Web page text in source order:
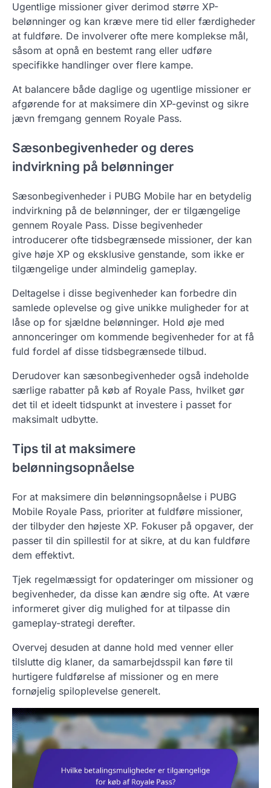
Ugentlige missioner giver derimod større XP-
belønninger og kan kræve mere tid eller færdigheder
at fuldføre. De involverer ofte mere komplekse mål,
såsom at opnå en bestemt rang eller udføre
specifikke handlinger over flere kampe.
At balancere både daglige og ugentlige missioner er
afgørende for at maksimere din XP-gevinst og sikre
jævn fremgang gennem Royale Pass.
Sæsonbegivenheder og deres
indvirkning på belønninger
Sæsonbegivenheder i PUBG Mobile har en betydelig
indvirkning på de belønninger, der er tilgængelige
gennem Royale Pass. Disse begivenheder
introducerer ofte tidsbegrænsede missioner, der kan
give høje XP og eksklusive genstande, som ikke er
tilgængelige under almindelig gameplay.
Deltagelse i disse begivenheder kan forbedre din
samlede oplevelse og give unikke muligheder for at
låse op for sjældne belønninger. Hold øje med
annonceringer om kommende begivenheder for at få
fuld fordel af disse tidsbegrænsede tilbud.
Derudover kan sæsonbegivenheder også indeholde
særlige rabatter på køb af Royale Pass, hvilket gør
det til et ideelt tidspunkt at investere i passet for
maksimalt udbytte.
Tips til at maksimere
belønningsopnåelse
For at maksimere din belønningsopnåelse i PUBG
Mobile Royale Pass, prioriter at fuldføre missioner,
der tilbyder den højeste XP. Fokuser på opgaver, der
passer til din spillestil for at sikre, at du kan fuldføre
dem effektivt.
Tjek regelmæssigt for opdateringer om missioner og
begivenheder, da disse kan ændre sig ofte. At være
informeret giver dig mulighed for at tilpasse din
gameplay-strategi derefter.
Overvej desuden at danne hold med venner eller
tilslutte dig klaner, da samarbejdsspil kan føre til
hurtigere fuldførelse af missioner og en mere
fornøjelig spiloplevelse generelt.